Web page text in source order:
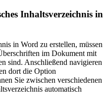
Inhaltsverzeichnis in
in Word zu erstellen, müssen
im Dokument mit
sind. Anschließend navigieren
dort die Option
Sie zwischen verschiedenen
automatisch